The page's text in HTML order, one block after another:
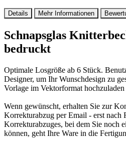
Details Mehr Informationen
Schnapsglas
bedruckt
Optimale Losgröße ab 6 Stück.
Designer, um Ihr Wunschdesign zu
Vorlage im Vektorformat hochzuladen
Wenn gewünscht, erhalten Sie zur
Korrekturabzug per Email - erst nach
Korrekturabzuges, bei dem Sie noch
können, geht Ihre Ware in die